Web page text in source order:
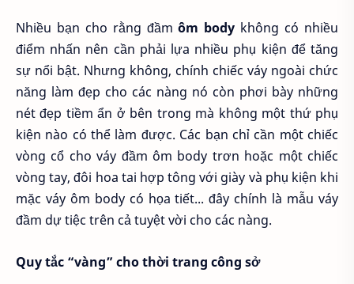
Nhiều bạn cho rằng đầmôm body không có nhiều
điểm nhấn nên cần phải lựa nhiều phụ kiện để tăng
sự nổi bật. Nhưng không, chính chiếc váy ngoài chức
năng làm đẹp cho các nàng nó còn phơi bày những
nét đẹp tiềm ẩn ở bên trong mà không một thứ phụ
kiện nào có thể làm được. Các bạn chỉ cần một chiếc
vòng cổ cho váy đầm ôm body trơn hoặc một chiếc
vòng tay, đôi hoa tai hợp tông với giày và phụ kiện khi
mặc váy ôm body có họa tiết... đây chính là mẫu váy
đầm dự tiệc trên cả tuyệt vời cho các nàng.
Quy tắc “vàng” cho thời trang công sở